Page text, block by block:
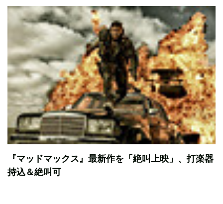
『マッドマックス』最新作を「絶叫上映」、打楽器
持込＆絶叫可